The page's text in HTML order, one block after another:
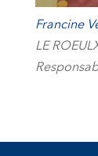
Francine
LE